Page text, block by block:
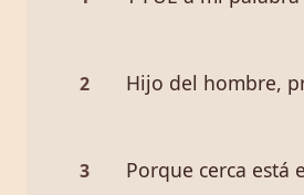
2 Hijo del hombre,
3 Porque cerca está